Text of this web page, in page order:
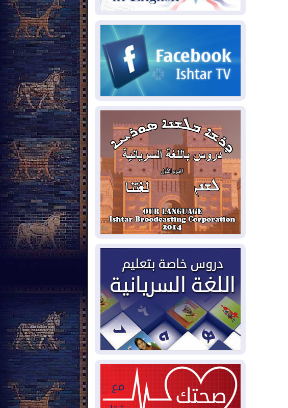
ملامح أخطر التحديات التي تواجه العراق
2026-08-05
حرائق فرنسا.. توقيف 402
شخص بينهم 156 قاصرا منذ بداية موسم
الحرائق
2026-08-04سومو: إنتاج النفط في إقليم
كوردستان انخفض إلى أقل من 10%
2026-08-04ملفات حقبة الكاظمي تعود إلى
الواجهة.. أنباء عن مراجعات قضائية
وتحقيقات أوسع في قضايا فساد
2026-08-04
بيترو يشكو تزوير الانتخابات
الرئاسية ويحذر من "حرب أهلية" في
كولومبيا
2026-08-03رئيس إقليم كوردستان في
2026-08-03العراق يؤكد مجدداً التزامه
بمنع الهجمات على الدول المجاورة
2026-08-03العجز والاقتراض يطوقان
المالية العراقية.. اقتراض يتجاوز 3 تريليونات
دينار!
2026-08-03كوبا تغرق في الظلام مجددا
2026-08-03
أوامر بإجلاء 60 ألف شخص
بسبب الحرائق في ولاية واشنطن